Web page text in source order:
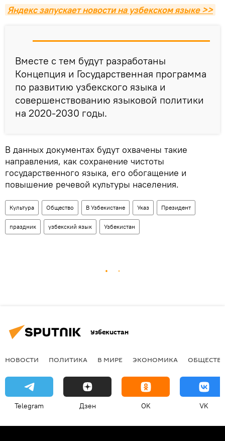
Яндекс запускает новости на узбекском языке >>
Вместе с тем будут разработаны
Концепция и Государственная программа
по развитию узбекского языка и
совершенствованию языковой политики
на 2020-2030 годы.
В данных документах будут охвачены такие
направления, как сохранение чистоты
государственного языка, его обогащение и
повышение речевой культуры населения.
Культура Общество В Узбекистане Указ Президент
праздник узбекский язык Узбекистан
Узбекистан
НОВОСТИ ПОЛИТИКА В МИРЕ ЭКОНОМИКА
Telegram Дзен OK VK